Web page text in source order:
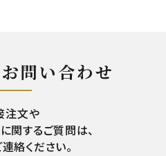
問い合わせ
注文や
関するご質問は、
絡ください。